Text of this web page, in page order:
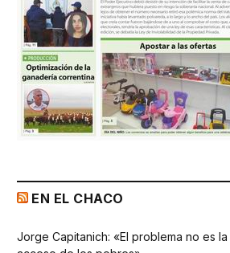
EN EL CHACO
Jorge Capitanich: «El problema no es